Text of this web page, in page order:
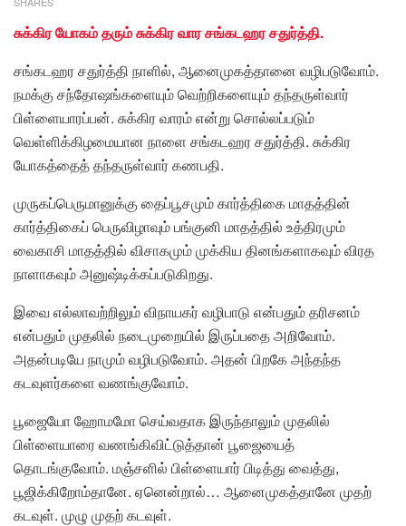
சுக்கிர யோகம் தரும் சுக்கிர வார சங்கடஹர சதுர்த்தி.
சங்கடஹர சதுர்த்தி நாளில், ஆனைமுகத்தானை வழிபடுவோம்.
நமக்கு சந்தோஷங்களையும் வெற்றிகளையும் தந்தருள்வார்
பிள்ளையாரப்பன். சுக்கிர வாரம் என்று சொல்லப்படும்
வெள்ளிக்கிழமையான நாளை சங்கடஹர சதுர்த்தி. சுக்கிர
யோகத்தைத் தந்தருள்வார் கணபதி.
முருகப்பெருமானுக்கு தைப்பூசமும் கார்த்திகை மாதத்தின்
கார்த்திகைப் பெருவிழாவும் பங்குனி மாதத்தில் உத்திரமும்
வைகாசி மாதத்தில் விசாகமும் முக்கிய தினங்களாகவும் விரத
நாளாகவும் அனுஷ்டிக்கப்படுகிறது.
இவை எல்லாவற்றிலும் விநாயகர் வழிபாடு என்பதும் தரிசனம்
என்பதும் முதலில் நடைமுறையில் இருப்பதை அறிவோம்.
அதன்படியே நாமும் வழிபடுவோம். அதன் பிறகே அந்தந்த
கடவுளர்களை வணங்குவோம்.
பூஜையோ ஹோமமோ செய்வதாக இருந்தாலும் முதலில்
பிள்ளையாரை வணங்கிவிட்டுத்தான் பூஜையைத்
தொடங்குவோம். மஞ்சளில் பிள்ளையார் பிடித்து வைத்து,
பூஜிக்கிறோம்தானே. ஏனென்றால்… ஆனைமுகத்தானே முதற்
கடவுள். முழு முதற் கடவுள்.